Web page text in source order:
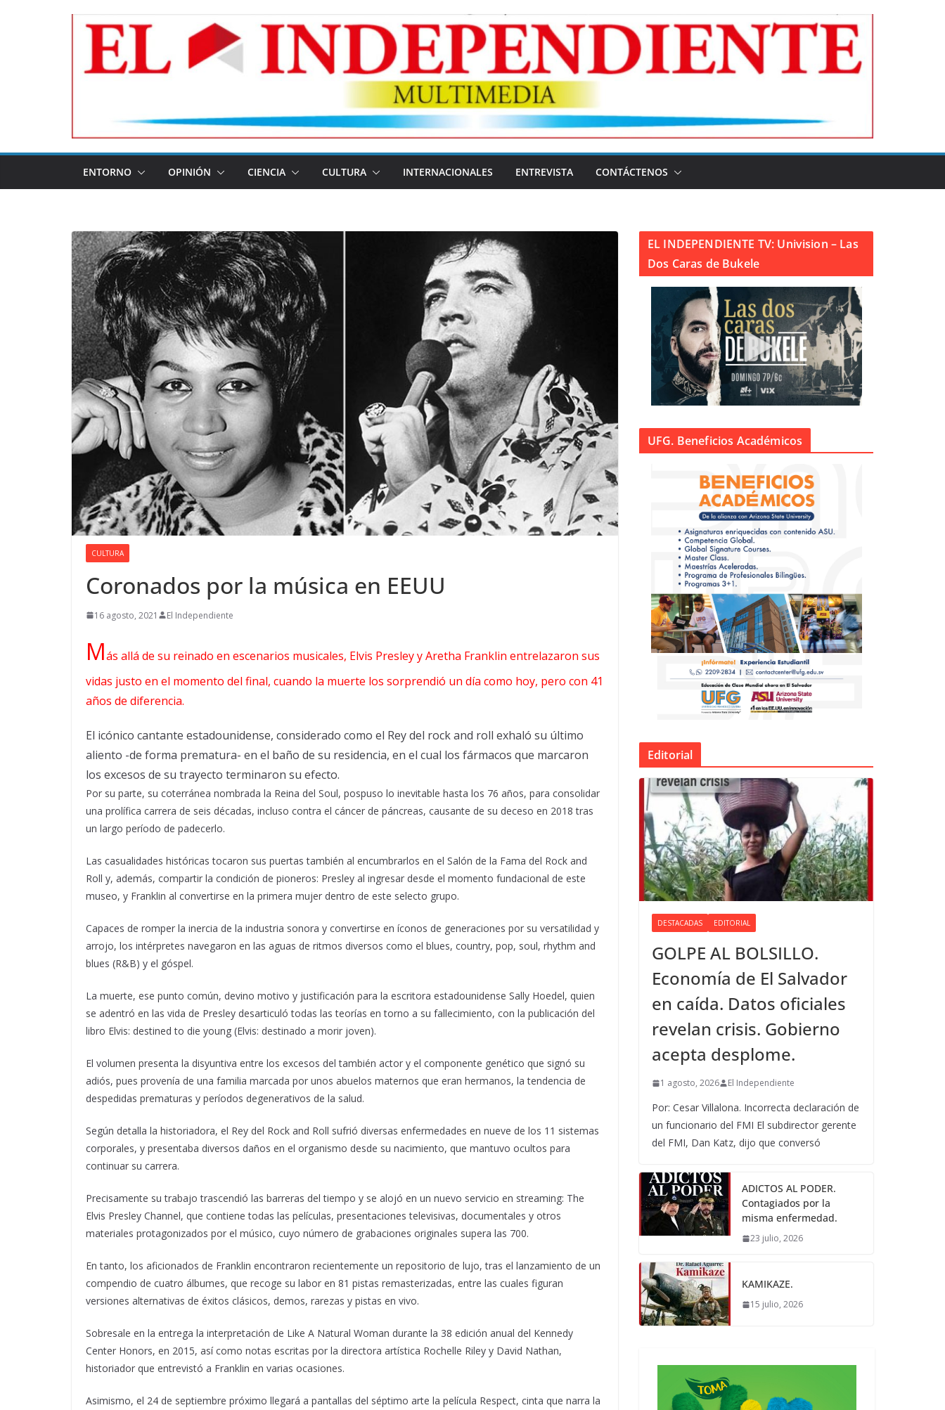
ENTORNO OPINIÓN CIENCIA CULTURA INTERNACIONALES ENTREVISTA CONTÁCTENOS
CULTURA
Coronados por la música en EEUU
16 agosto, 2021 El Independiente
Más allá de su reinado en escenarios musicales, Elvis Presley y Aretha Franklin entrelazaron sus
vidas justo en el momento del final, cuando la muerte los sorprendió un día como hoy, pero con 41
años de diferencia.
El icónico cantante estadounidense, considerado como el Rey del rock and roll exhaló su último
aliento -de forma prematura- en el baño de su residencia, en el cual los fármacos que marcaron
los excesos de su trayecto terminaron su efecto.
Por su parte, su coterránea nombrada la Reina del Soul, pospuso lo inevitable hasta los 76 años, para consolidar
una prolífica carrera de seis décadas, incluso contra el cáncer de páncreas, causante de su deceso en 2018 tras
un largo período de padecerlo.
Las casualidades históricas tocaron sus puertas también al encumbrarlos en el Salón de la Fama del Rock and
Roll y, además, compartir la condición de pioneros: Presley al ingresar desde el momento fundacional de este
museo, y Franklin al convertirse en la primera mujer dentro de este selecto grupo.
Capaces de romper la inercia de la industria sonora y convertirse en íconos de generaciones por su versatilidad y
arrojo, los intérpretes navegaron en las aguas de ritmos diversos como el blues, country, pop, soul, rhythm and
blues (R&B) y el góspel.
La muerte, ese punto común, devino motivo y justificación para la escritora estadounidense Sally Hoedel, quien
se adentró en las vida de Presley desarticuló todas las teorías en torno a su fallecimiento, con la publicación del
libro Elvis: destined to die young (Elvis: destinado a morir joven).
El volumen presenta la disyuntiva entre los excesos del también actor y el componente genético que signó su
adiós, pues provenía de una familia marcada por unos abuelos maternos que eran hermanos, la tendencia de
despedidas prematuras y períodos degenerativos de la salud.
Según detalla la historiadora, el Rey del Rock and Roll sufrió diversas enfermedades en nueve de los 11 sistemas
corporales, y presentaba diversos daños en el organismo desde su nacimiento, que mantuvo ocultos para
continuar su carrera.
Precisamente su trabajo trascendió las barreras del tiempo y se alojó en un nuevo servicio en streaming: The
Elvis Presley Channel, que contiene todas las películas, presentaciones televisivas, documentales y otros
materiales protagonizados por el músico, cuyo número de grabaciones originales supera las 700.
En tanto, los aficionados de Franklin encontraron recientemente un repositorio de lujo, tras el lanzamiento de un
compendio de cuatro álbumes, que recoge su labor en 81 pistas remasterizadas, entre las cuales figuran
versiones alternativas de éxitos clásicos, demos, rarezas y pistas en vivo.
Sobresale en la entrega la interpretación de Like A Natural Woman durante la 38 edición anual del Kennedy
Center Honors, en 2015, así como notas escritas por la directora artística Rochelle Riley y David Nathan,
historiador que entrevistó a Franklin en varias ocasiones.
Asimismo, el 24 de septiembre próximo llegará a pantallas del séptimo arte la película Respect, cinta que narra la
EL INDEPENDIENTE TV: Univision – Las
Dos Caras de Bukele
UFG. Beneficios Académicos
Editorial
DESTACADAS EDITORIAL
GOLPE AL BOLSILLO.
Economía de El Salvador
en caída. Datos oficiales
revelan crisis. Gobierno
acepta desplome.
1 agosto, 2026 El Independiente
Por: Cesar Villalona. Incorrecta declaración de
un funcionario del FMI El subdirector gerente
del FMI, Dan Katz, dijo que conversó
ADICTOS AL PODER.
Contagiados por la
misma enfermedad.
23 julio, 2026
KAMIKAZE.
15 julio, 2026